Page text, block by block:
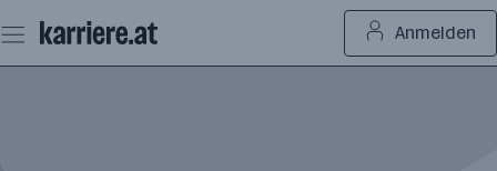
Seiteninhalt
springen
Anmelden